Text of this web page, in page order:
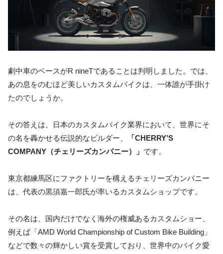
劇中車のベースがR nineTであることは判明しました。では、
あの息をのむほど美しいカスタムバイクは、一体誰が手掛け
たのでしょうか。
その答えは、日本のカスタムバイク業界において、世界にそ
の名を轟かせる伝説的なビルダー、
「CHERRY’S
COMPANY（チェリーズカンパニー）」 です。
東京都練馬区にファクトリーを構えるチェリーズカンパニー
は、代表の黒須嘉一郎氏が率いるカスタムショップです。
その名は、国内だけでなく海外の権威あるカスタムショー、
例えば「AMD World Championship of Custom Bike Building」
などで数々の輝かしい賞を受賞しており、世界中のバイク愛